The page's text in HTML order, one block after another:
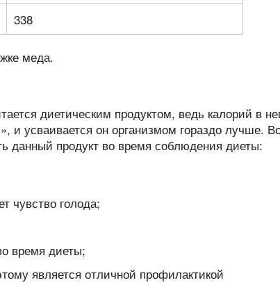
338
диетическим продуктом, ведь калорий в
и усваивается он организмом гораздо лучше.
данный продукт во время соблюдения диеты:
чувство голода;
время диеты;
является отличной профилактикой